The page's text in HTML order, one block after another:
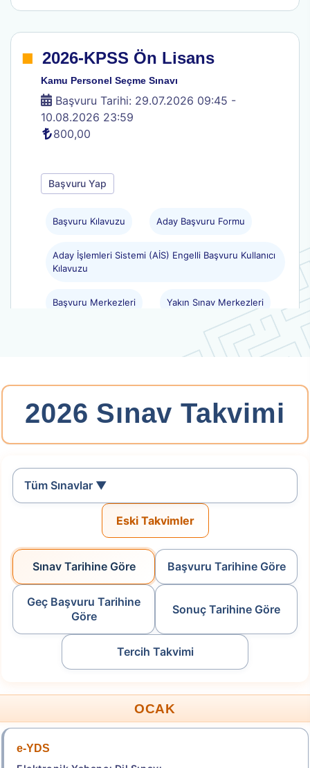
. 2026-KPSS Ön Lisans
Kamu Personel Seçme Sınavı
Başvuru Tarihi: 29.07.2026 09:45 -
10.08.2026 23:59
800,00
Başvuru Yap
Başvuru Kılavuzu Aday Başvuru Formu
Aday İşlemleri Sistemi (AİS) Engelli Başvuru Kullanıcı
Kılavuzu
Başvuru Merkezleri Yakın Sınav Merkezleri
.2026-YKS: Yerleştirme
Yükseköğretim Kurumları Sınavı
Tercih Tarihleri: 29.07.2026 11:45 -
10.08.2026 23:59
Tercih Yap
2026-Yükseköğretim Programları ve Kontenjanları
Tablo-3 Tablo-4
. 2026-HMGS/2
Başvuru Tarihi: 11.08.2026 - 19.08.2026
Başvuru Yap
2026 Sınav Takvimi
Tüm Sınavlar ▼
Eski Takvimler
Sınav Tarihine Göre Başvuru Tarihine Göre
Geç Başvuru Tarihine
Göre
Sonuç Tarihine Göre
Tercih Takvimi
OCAK
e-YDS